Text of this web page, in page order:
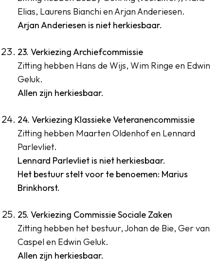
Elias, Laurens Bianchi en Arjan Anderiesen.
Arjan Anderiesen is niet herkiesbaar.
23. Verkiezing Archiefcommissie
Zitting hebben Hans de Wijs, Wim Ringe en Edwin
Geluk.
Allen zijn herkiesbaar.
24. Verkiezing Klassieke Veteranencommissie
Zitting hebben Maarten Oldenhof en Lennard
Parlevliet.
Lennard Parlevliet is niet herkiesbaar.
Het bestuur stelt voor te benoemen: Marius
Brinkhorst.
25. Verkiezing Commissie Sociale Zaken
Zitting hebben het bestuur, Johan de Bie, Ger van
Caspel en Edwin Geluk.
Allen zijn herkiesbaar.